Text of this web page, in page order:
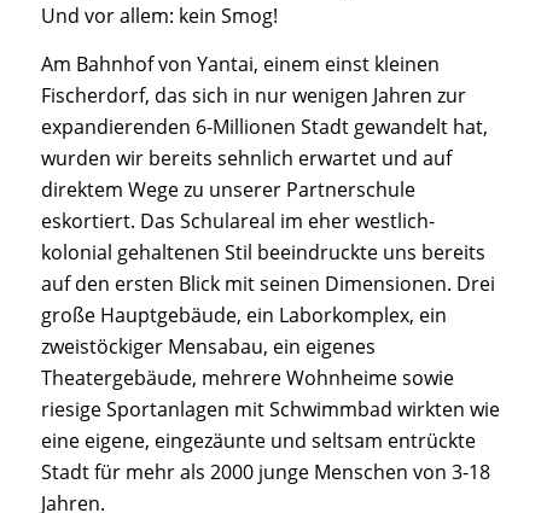
Und vor allem: kein Smog!
Am Bahnhof von Yantai, einem einst kleinen
Fischerdorf, das sich in nur wenigen Jahren zur
expandierenden 6-Millionen Stadt gewandelt hat,
wurden wir bereits sehnlich erwartet und auf
direktem Wege zu unserer Partnerschule
eskortiert. Das Schulareal im eher westlich-
kolonial gehaltenen Stil beeindruckte uns bereits
auf den ersten Blick mit seinen Dimensionen. Drei
große Hauptgebäude, ein Laborkomplex, ein
zweistöckiger Mensabau, ein eigenes
Theatergebäude, mehrere Wohnheime sowie
riesige Sportanlagen mit Schwimmbad wirkten wie
eine eigene, eingezäunte und seltsam entrückte
Stadt für mehr als 2000 junge Menschen von 3-18
Jahren.